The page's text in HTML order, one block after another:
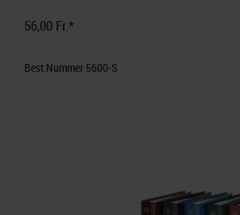
56,00 Fr.*
Best.Nummer 5600-S